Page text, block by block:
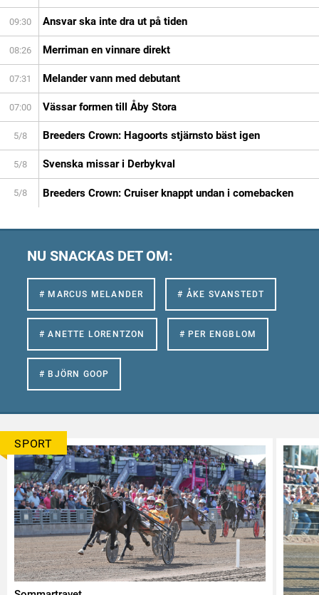
09:30 Ansvar ska inte dra ut på tiden
08:26 Merriman en vinnare direkt
07:31 Melander vann med debutant
07:00 Vässar formen till Åby Stora
5/8 Breeders Crown: Hagoorts stjärnsto bäst igen
5/8 Svenska missar i Derbykval
5/8 Breeders Crown: Cruiser knappt undan i comebacken
NU SNACKAS DET OM:
# MARCUS MELANDER # ÅKE SVANSTEDT
# ANETTE LORENTZON # PER ENGBLOM
# BJÖRN GOOP
SPORT